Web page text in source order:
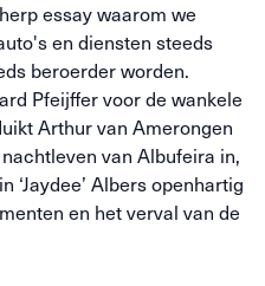
essay waarom we
en diensten steeds
beroerder worden.
Pfeijffer voor de wankele
Arthur van Amerongen
van Albufeira in,
‘Jaydee’ Albers openhartig
en het verval van de